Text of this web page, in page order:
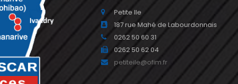
Petite Ile
187 rue Mahé de Labourdonnais
0262 50 60 31
0262 50 62 04
petiteile@ofim.fr